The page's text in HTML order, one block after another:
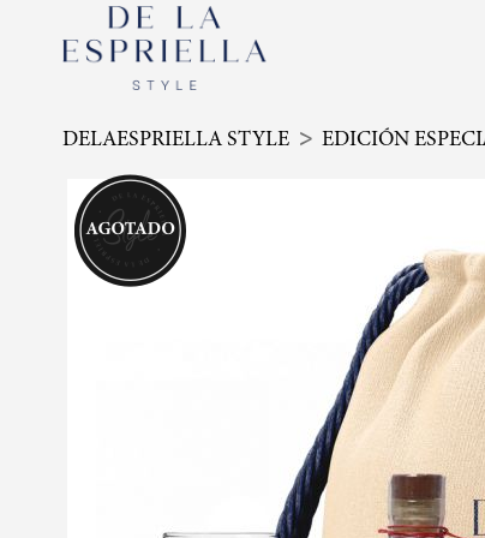
DELAESPRIELLA STYLE EDICIÓN
the
end